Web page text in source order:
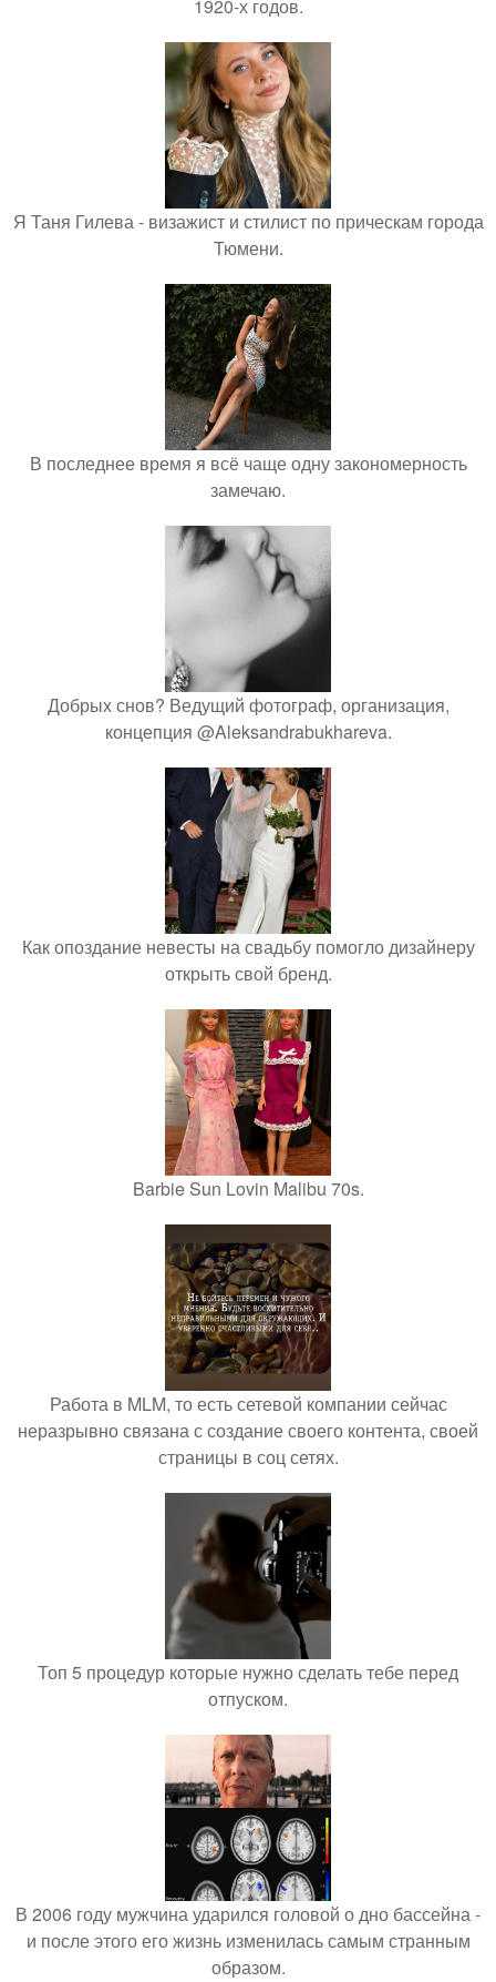
1920-х годов.
Я Таня Гилева - визажист и стилист по прическам города
Тюмени.
В последнее время я всё чаще одну закономерность
замечаю.
Добрых снов? Ведущий фотограф, организация,
концепция @Aleksandrabukhareva.
Как опоздание невесты на свадьбу помогло дизайнеру
открыть свой бренд.
Barbie Sun Lovin Malibu 70s.
Работа в MLM, то есть сетевой компании сейчас
неразрывно связана с создание своего контента, своей
страницы в соц сетях.
Топ 5 процедур которые нужно сделать тебе перед
отпуском.
В 2006 году мужчина ударился головой о дно бассейна -
и после этого его жизнь изменилась самым странным
образом.